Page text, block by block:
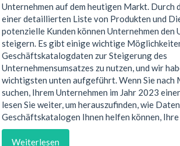
Unternehmen auf dem heutigen Markt. Durch
einer detaillierten Liste von Produkten und
potenzielle Kunden können Unternehmen den
steigern. Es gibt einige wichtige
Geschäftskatalogdaten zur Steigerung des
Unternehmensumsatzes zu nutzen, und wir
wichtigsten unten aufgeführt. Wenn Sie nach
suchen, Ihrem Unternehmen im Jahr 2023
lesen Sie weiter, um herauszufinden, wie
Geschäftskatalogen Ihnen helfen können, Ihre
Weiterlesen